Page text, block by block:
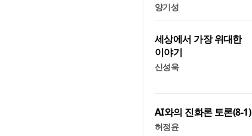
양기성
세상에서 가장 위대한
이야기
신성욱
AI와의 진화론 토론(8-1)
허정윤